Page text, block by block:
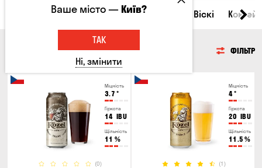
Всі товари Пиво Сидр Віскі
ФІЛЬТР
Міцність
3.7 °
Гіркота
14 IBU
Щільність
11 %
(0)
Міцність
4°
Гіркота
20 IBU
Щільність
11.5 %
(1)
Ваше місто —Київ?
ТАК
Ні, змінити